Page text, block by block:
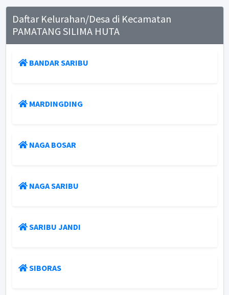
Daftar Kelurahan/Desa di Kecamatan
PAMATANG SILIMA HUTA
BANDAR SARIBU
MARDINGDING
NAGA BOSAR
NAGA SARIBU
SARIBU JANDI
SIBORAS